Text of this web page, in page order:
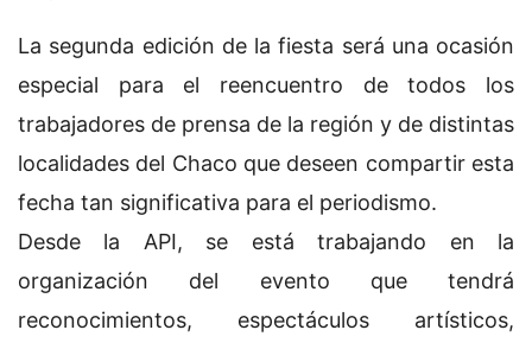
La segunda edición de la fiesta será una ocasión
especial para el reencuentro de todos los
trabajadores de prensa de la región y de distintas
localidades del Chaco que deseen compartir esta
fecha tan significativa para el periodismo.
Desde la API, se está trabajando en la
organización del evento que tendrá
reconocimientos, espectáculos artísticos,